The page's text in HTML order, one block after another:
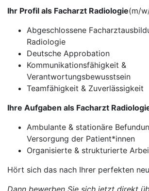
Ihr Profil als Facharzt Radiologie(m/
Abgeschlossene
Radiologie
Deutsche Approbation
Kommunikationsfähigkeit &
Verantwortungsbewusstsein
Teamfähigkeit & Zuverlässigkeit
Ihre Aufgaben als Facharzt
Ambulante & stationäre
Versorgung der Patient*innen
Organisierte & strukturierte
Hört sich das nach Ihrer perfekten
Dann bewerben Sie sich jetzt direkt